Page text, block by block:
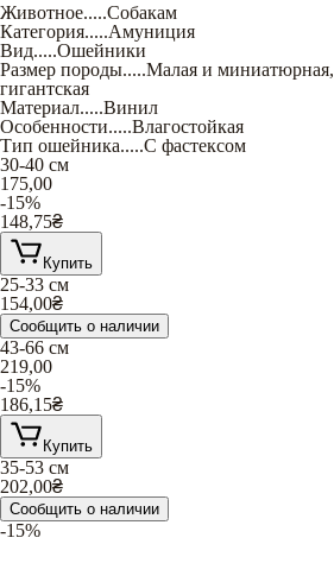
Животное.....Собакам
Категория.....Амуниция
Вид.....Ошейники
Размер породы.....Малая и миниатюрная,
гигантская
Материал.....Винил
Особенности.....Влагостойкая
Тип ошейника.....С фастексом
30-40 см
175,00
-15%
148,75₴
Купить
25-33 см
154,00₴
Сообщить о наличии
43-66 см
219,00
-15%
186,15₴
Купить
35-53 см
202,00₴
Сообщить о наличии
-15%